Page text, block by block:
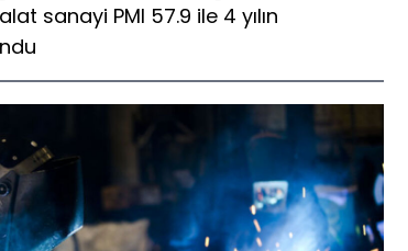
sanayi PMI 57.9 ile 4 yılın